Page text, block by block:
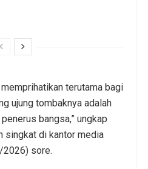
terutama bagi
ujung tombaknya adalah
bangsa,” ungkap
singkat di kantor media
2026) sore.